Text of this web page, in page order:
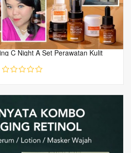
C Night A Set Perawatan Kulit